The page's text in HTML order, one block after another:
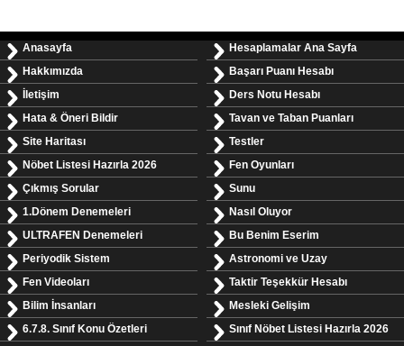
Anasayfa
Hakkımızda
İletişim
Hata & Öneri Bildir
Site Haritası
Nöbet Listesi Hazırla 2026
Çıkmış Sorular
1.Dönem Denemeleri
ULTRAFEN Denemeleri
Periyodik Sistem
Fen Videoları
Bilim İnsanları
6.7.8. Sınıf Konu Özetleri
Hesaplamalar Ana Sayfa
Başarı Puanı Hesabı
Ders Notu Hesabı
Tavan ve Taban Puanları
Testler
Fen Oyunları
Sunu
Nasıl Oluyor
Bu Benim Eserim
Astronomi ve Uzay
Taktir Teşekkür Hesabı
Mesleki Gelişim
Sınıf Nöbet Listesi Hazırla 2026